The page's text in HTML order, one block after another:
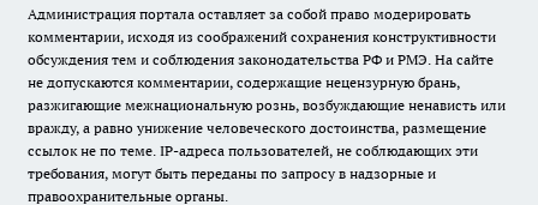
Администрация портала оставляет за собой право модерировать
комментарии, исходя из соображений сохранения конструктивности
обсуждения тем и соблюдения законодательства РФ и РМЭ. На сайте
не допускаются комментарии, содержащие нецензурную брань,
разжигающие межнациональную рознь, возбуждающие ненависть или
вражду, а равно унижение человеческого достоинства, размещение
ссылок не по теме. IP-адреса пользователей, не соблюдающих эти
требования, могут быть переданы по запросу в надзорные и
правоохранительные органы.